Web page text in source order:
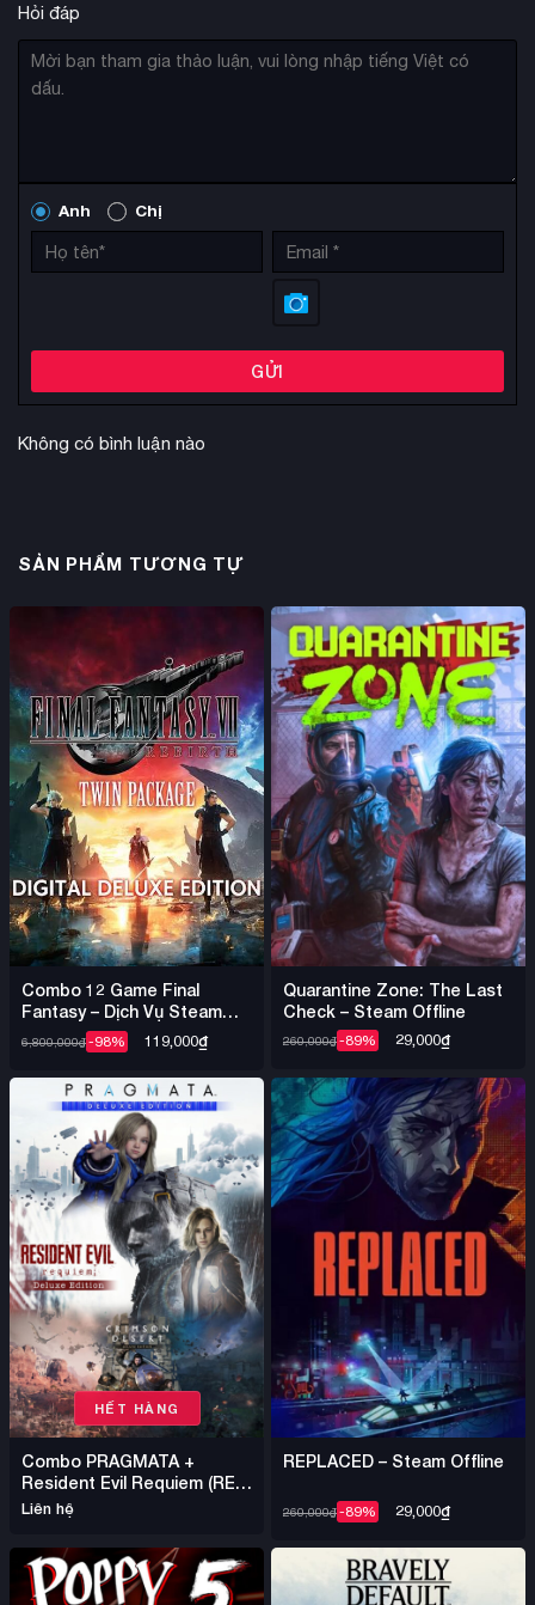
Hỏi đáp
Anh Chị
GỬI
Không có bình luận nào
SẢN PHẨM TƯƠNG TỰ
Combo 12 Game Final
Fantasy – Dịch Vụ Steam
Offline Nhiều Game
6,800,000₫-98% 119,000₫
Quarantine Zone: The Last
Check – Steam Offline
260,000₫-89% 29,000₫
HẾT HÀNG
Combo PRAGMATA +
Resident Evil Requiem (RE9)
+ Crimson Desert – Steam
Liên hệ
REPLACED – Steam Offline
260,000₫-89% 29,000₫